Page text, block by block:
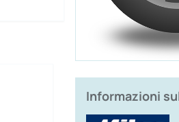
Informazioni